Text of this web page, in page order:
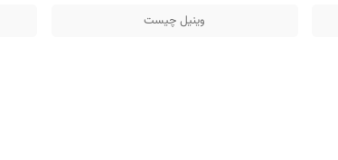
وینیل چیست